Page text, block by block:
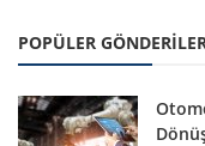
POPÜLER